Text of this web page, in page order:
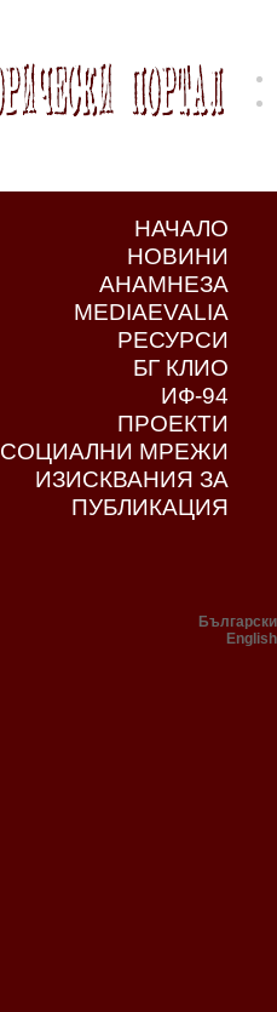
НАЧАЛО
НОВИНИ
АНАМНЕЗА
MEDIAEVALIA
РЕСУРСИ
БГ КЛИО
ИФ-94
ПРОЕКТИ
СОЦИАЛНИ МРЕЖИ
ИЗИСКВАНИЯ ЗА
ПУБЛИКАЦИЯ
Български
English